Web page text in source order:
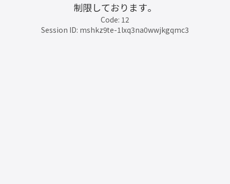
制限しております。
Code: 12
Session ID: mshkz9te-1lxq3na0wwjkgqmc3